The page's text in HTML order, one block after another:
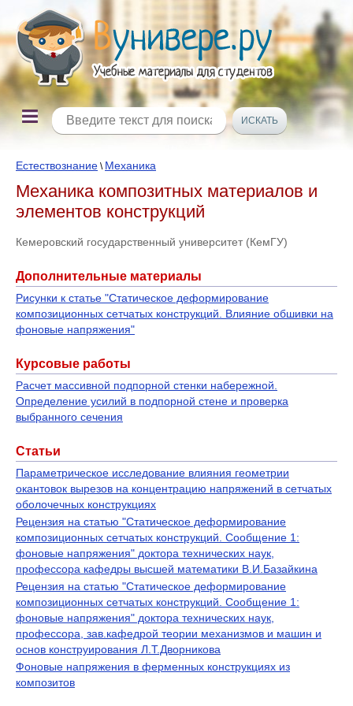
Естествознание \ Механика
Механика композитных материалов и
элементов конструкций
Кемеровский государственный университет (КемГУ)
Дополнительные материалы
Рисунки к статье "Статическое деформирование
композиционных сетчатых конструкций. Влияние обшивки на
фоновые напряжения"
Курсовые работы
Расчет массивной подпорной стенки набережной.
Определение усилий в подпорной стене и проверка
выбранного сечения
Статьи
Параметрическое исследование влияния геометрии
окантовок вырезов на концентрацию напряжений в сетчатых
оболочечных конструкциях
Рецензия на статью "Статическое деформирование
композиционных сетчатых конструкций. Сообщение 1:
фоновые напряжения" доктора технических наук,
профессора кафедры высшей математики В.И.Базайкина
Рецензия на статью "Статическое деформирование
композиционных сетчатых конструкций. Сообщение 1:
фоновые напряжения" доктора технических наук,
профессора, зав.кафедрой теории механизмов и машин и
основ конструирования Л.Т.Дворникова
Фоновые напряжения в ферменных конструкциях из
композитов